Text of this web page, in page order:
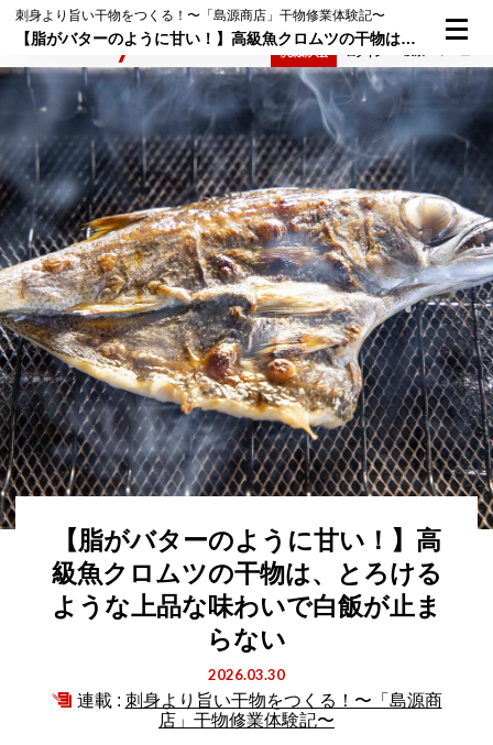
刺身より旨い干物をつくる！〜「島源商店」干物修業体験記〜
【脂がバターのように甘い！】高級魚クロムツの干物は、とろけるような上品な味わいで白飯が止まらない
【脂がバターのように甘い！】高
級魚クロムツの干物は、とろける
ような上品な味わいで白飯が止ま
らない
2026.03.30
連載 : 刺身より旨い干物をつくる！〜「島源商
店」干物修業体験記〜